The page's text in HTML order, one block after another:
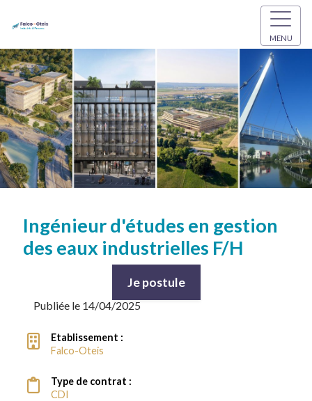
MENU
Ingénieur d'études en gestion
des eaux industrielles F/H
Je postule
Publiée le 14/04/2025
Etablissement :
Falco-Oteis
Type de contrat :
CDI